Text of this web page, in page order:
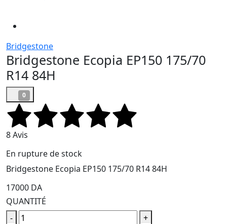
Bridgestone
Bridgestone Ecopia EP150 175/70
R14 84H
0
8 Avis
En rupture de stock
Bridgestone Ecopia EP150 175/70 R14 84H
17000 DA
QUANTITÉ
-
+